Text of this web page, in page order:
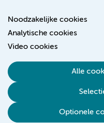
Noodzakelijke cookies
Analytische cookies
Video cookies
Alle
Optionele
Toegankelijkheidsverklaring
Responsible disclosure